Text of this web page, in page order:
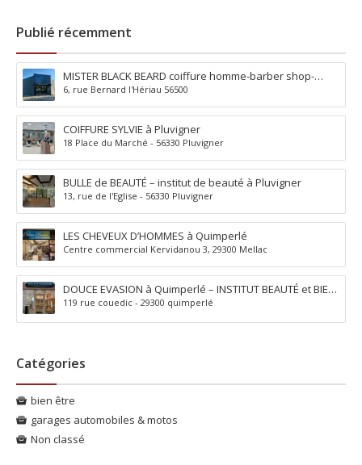
Publié récemment
MISTER BLACK BEARD coiffure homme-barber shop-
tatouage-piercing à Locminé
6, rue Bernard l'Hériau 56500
COIFFURE SYLVIE à Pluvigner
18 Place du Marché - 56330 Pluvigner
BULLE de BEAUTÉ – institut de beauté à Pluvigner
13, rue de l'Eglise - 56330 Pluvigner
LES CHEVEUX D’HOMMES à Quimperlé
Centre commercial Kervidanou 3, 29300 Mellac
DOUCE EVASION à Quimperlé – INSTITUT BEAUTÉ et BIEN
ÊTRE
119 rue couedic - 29300 quimperlé
Catégories
bien être
garages automobiles & motos
Non classé